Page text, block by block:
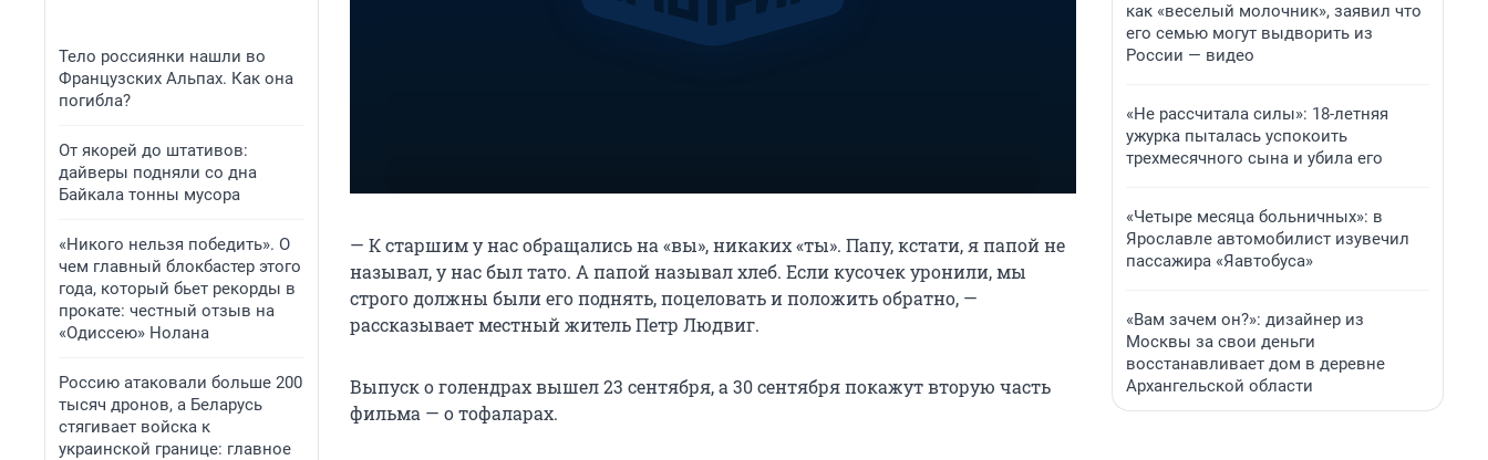
Тело россиянки нашли во
Французских Альпах. Как она
погибла?
От якорей до штативов:
дайверы подняли со дна
Байкала тонны мусора
«Никого нельзя победить». О
чем главный блокбастер этого
года, который бьет рекорды в
прокате: честный отзыв на
«Одиссею» Нолана
Россию атаковали больше 200
тысяч дронов, а Беларусь
стягивает войска к
украинской границе: главное
— К старшим у нас обращались на «вы», никаких «ты». Папу, кстати, я папой не
называл, у нас был тато. А папой называл хлеб. Если кусочек уронили, мы
строго должны были его поднять, поцеловать и положить обратно, —
рассказывает местный житель Петр Людвиг.
Выпуск о голендрах вышел 23 сентября, а 30 сентября покажут вторую часть
фильма — о тофаларах.
как «веселый молочник», заявил что
его семью могут выдворить из
России — видео
«Не рассчитала силы»: 18-летняя
ужурка пыталась успокоить
трехмесячного сына и убила его
«Четыре месяца больничных»: в
Ярославле автомобилист изувечил
пассажира «Яавтобуса»
«Вам зачем он?»: дизайнер из
Москвы за свои деньги
восстанавливает дом в деревне
Архангельской области